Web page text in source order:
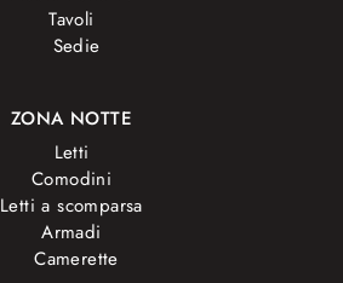
Tavoli
Sedie
ZONA NOTTE
Letti
Comodini
Letti a scomparsa
Armadi
Camerette